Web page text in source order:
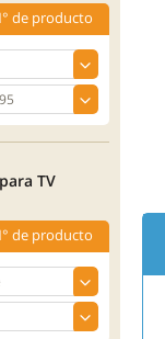
de producto
TV
de producto